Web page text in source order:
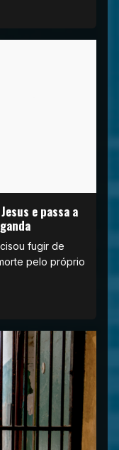
e passa a
fugir de
pelo próprio